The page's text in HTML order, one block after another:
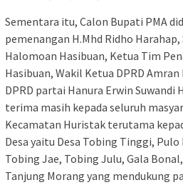
Sementara itu, Calon Bupati PMA
pemenangan H.Mhd Ridho
Halomoan Hasibuan, Ketua Tim
Hasibuan, Wakil Ketua DPRD
DPRD partai Hanura Erwin Suwandi
terima masih kepada seluruh
Kecamatan Huristak terutama
Desa yaitu Desa Tobing Tinggi,
Tobing Jae, Tobing Julu, Gala
Tanjung Morang yang mendukung